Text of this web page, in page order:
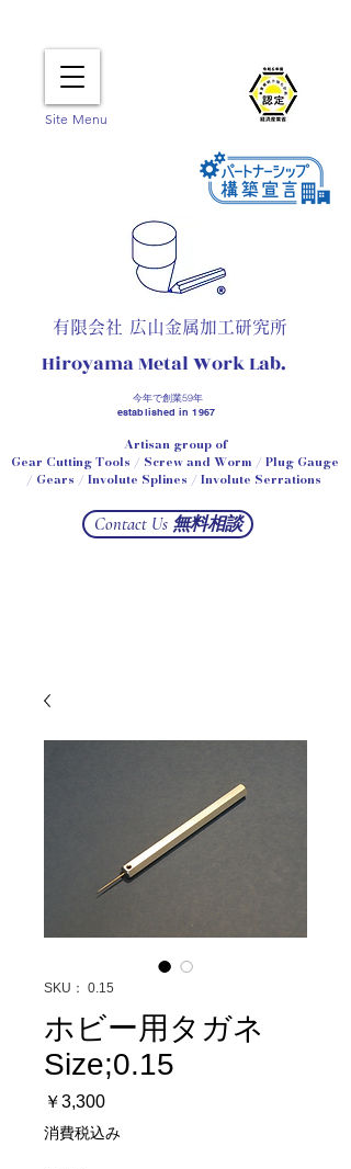
Site Menu
有限会社 広山金属加工研究所
HiroyamaMetal Work Lab.
今年で創業59年
established in 1967
Artisan group of
Gear Cutting Tools / Screw and Worm / Plug Gauge
/ Gears /Involute Splines / Involute Serrations
Contact Us 無料相談
SKU： 0.15
ホビー用タガネ
Size;0.15
￥3,300価
格
消費税込み